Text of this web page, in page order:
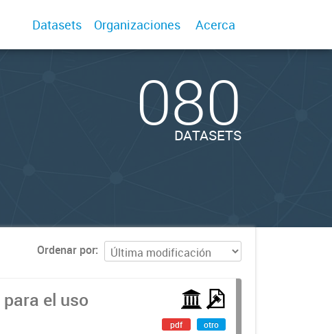
Datasets Organizaciones Acerca
080
DATASETS
Ordenar por
el uso
pdf otro